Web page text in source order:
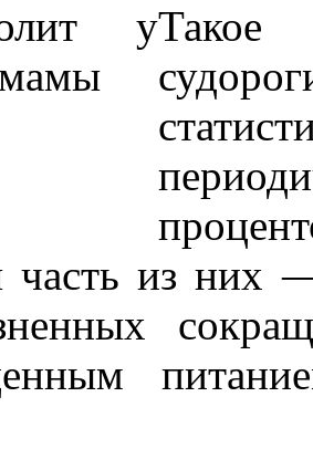
Такое
часть из